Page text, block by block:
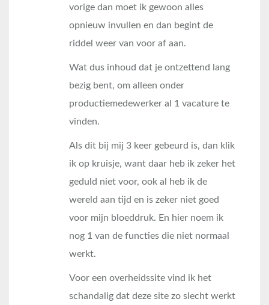
vorige dan moet ik gewoon alles
opnieuw invullen en dan begint de
riddel weer van voor af aan.
Wat dus inhoud dat je ontzettend lang
bezig bent, om alleen onder
productiemedewerker al 1 vacature te
vinden.
Als dit bij mij 3 keer gebeurd is, dan klik
ik op kruisje, want daar heb ik zeker het
geduld niet voor, ook al heb ik de
wereld aan tijd en is zeker niet goed
voor mijn bloeddruk. En hier noem ik
nog 1 van de functies die niet normaal
werkt.
Voor een overheidssite vind ik het
schandalig dat deze site zo slecht werkt